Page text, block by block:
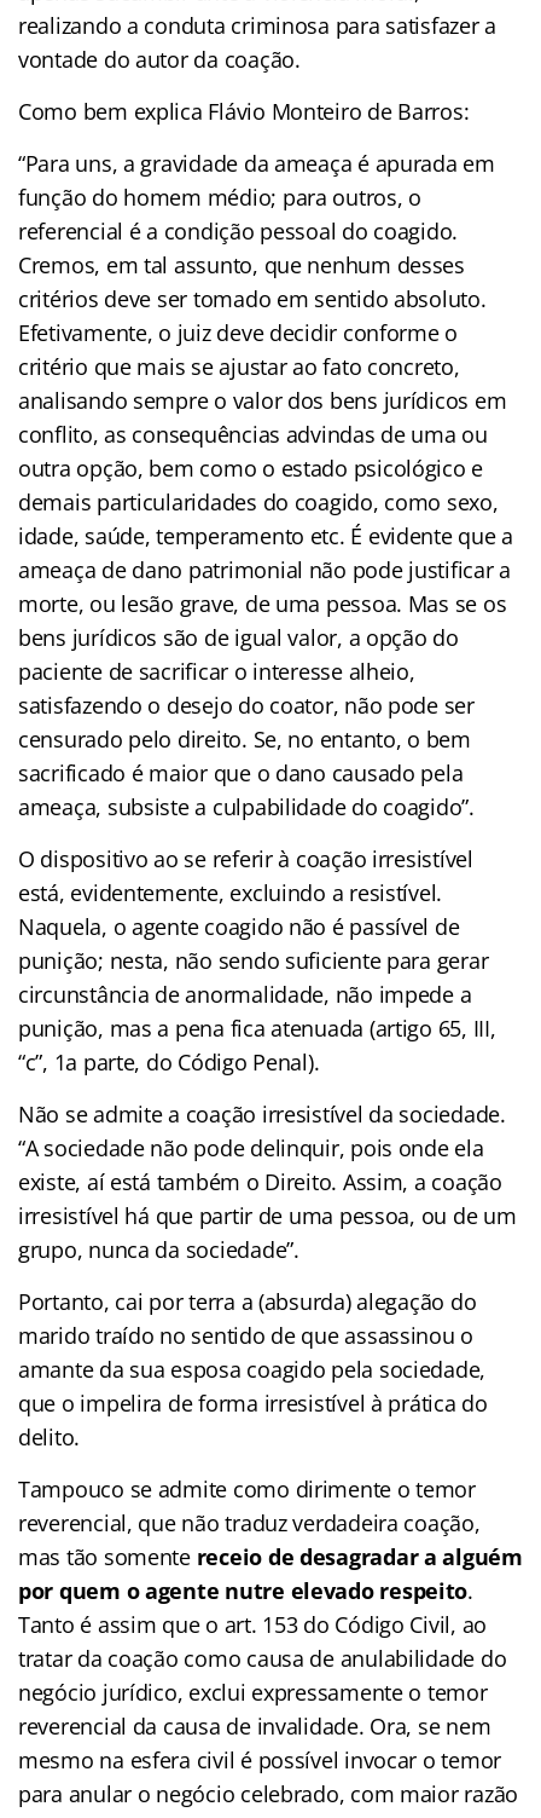
realizando a conduta criminosa para satisfazer a
vontade do autor da coação.
Como bem explica Flávio Monteiro de Barros:
“Para uns, a gravidade da ameaça é apurada em
função do homem médio; para outros, o
referencial é a condição pessoal do coagido.
Cremos, em tal assunto, que nenhum desses
critérios deve ser tomado em sentido absoluto.
Efetivamente, o juiz deve decidir conforme o
critério que mais se ajustar ao fato concreto,
analisando sempre o valor dos bens jurídicos em
conflito, as consequências advindas de uma ou
outra opção, bem como o estado psicológico e
demais particularidades do coagido, como sexo,
idade, saúde, temperamento etc. É evidente que a
ameaça de dano patrimonial não pode justificar a
morte, ou lesão grave, de uma pessoa. Mas se os
bens jurídicos são de igual valor, a opção do
paciente de sacrificar o interesse alheio,
satisfazendo o desejo do coator, não pode ser
censurado pelo direito. Se, no entanto, o bem
sacrificado é maior que o dano causado pela
ameaça, subsiste a culpabilidade do coagido”.
O dispositivo ao se referir à coação irresistível
está, evidentemente, excluindo a resistível.
Naquela, o agente coagido não é passível de
punição; nesta, não sendo suficiente para gerar
circunstância de anormalidade, não impede a
punição, mas a pena fica atenuada (artigo 65, III,
“c”, 1a parte, do Código Penal).
Não se admite a coação irresistível da sociedade.
“A sociedade não pode delinquir, pois onde ela
existe, aí está também o Direito. Assim, a coação
irresistível há que partir de uma pessoa, ou de um
grupo, nunca da sociedade”.
Portanto, cai por terra a (absurda) alegação do
marido traído no sentido de que assassinou o
amante da sua esposa coagido pela sociedade,
que o impelira de forma irresistível à prática do
delito.
Tampouco se admite como dirimente o temor
reverencial, que não traduz verdadeira coação,
mas tão somente receio de desagradar a alguém
por quem o agente nutre elevado respeito.
Tanto é assim que o art. 153 do Código Civil, ao
tratar da coação como causa de anulabilidade do
negócio jurídico, exclui expressamente o temor
reverencial da causa de invalidade. Ora, se nem
mesmo na esfera civil é possível invocar o temor
para anular o negócio celebrado, com maior razão